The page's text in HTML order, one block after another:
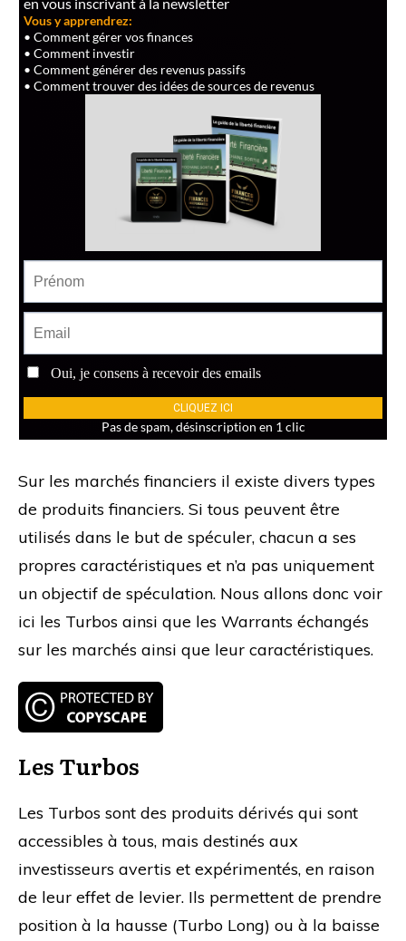
Sur les marchés financiers il existe divers types
de produits financiers. Si tous peuvent être
utilisés dans le but de spéculer, chacun a ses
propres caractéristiques et n’a pas uniquement
un objectif de spéculation. Nous allons donc voir
ici les Turbos ainsi que les Warrants échangés
sur les marchés ainsi que leur caractéristiques.
Les Turbos
Les Turbos sont des produits dérivés qui sont
accessibles à tous, mais destinés aux
investisseurs avertis et expérimentés, en raison
de leur effet de levier. Ils permettent de prendre
position à la hausse (Turbo Long) ou à la baisse